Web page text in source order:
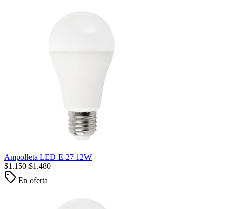
Ampolleta LED E-27 12W
$1.150 $1.480
En oferta